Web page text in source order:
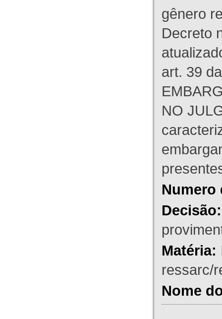
gênero
Decreto
art. 39
NO
Numero
Decisão:
Matéria:
ressarc/
Nome